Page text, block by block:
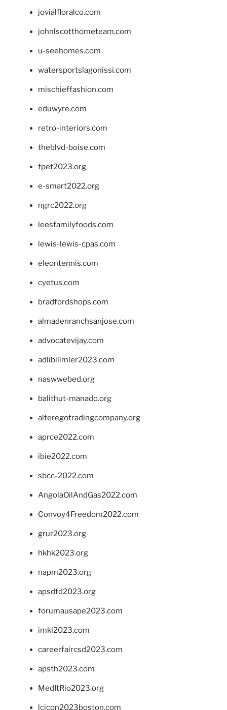
jovialfloralco.com
johnlscotthometeam.com
u-seehomes.com
watersportslagonissi.com
mischieffashion.com
eduwyre.com
retro-interiors.com
theblvd-boise.com
fpet2023.org
e-smart2022.org
ngrc2022.org
leesfamilyfoods.com
lewis-lewis-cpas.com
eleontennis.com
cyetus.com
bradfordshops.com
almadenranchsanjose.com
advocatevijay.com
adlibilimler2023.com
naswwebed.org
balithut-manado.org
alteregotradingcompany.org
aprce2022.com
ibie2022.com
sbcc-2022.com
AngolaOilAndGas2022.com
Convoy4Freedom2022.com
grur2023.org
hkhk2023.org
napm2023.org
apsdfd2023.org
forumausape2023.com
imkl2023.com
careerfaircsd2023.com
apsth2023.com
MedItRio2023.org
lcicon2023boston.com